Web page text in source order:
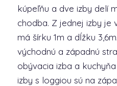
kúpeľňu a dve izby delí
chodba. Z jednej izby je
má šírku 1m a dĺžku
východnú a západnú
obývacia izba a
izby s loggiou sú na